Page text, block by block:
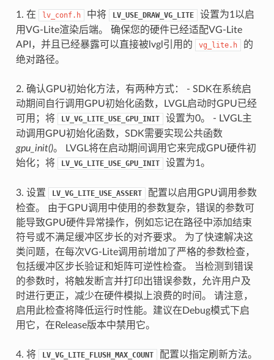
1. 在 lv_conf.h 中将 LV_USE_DRAW_VG_LITE
设置为1以启
用VG-Lite渲染后端。 确保您的硬件已经适配VG-Lite
API，并且已经暴露可以直接被lvgl引用的
vg_lite.h
的
绝对路径。
2. 确认GPU初始化方法，有两种方式： - SDK在系统启
动期间自行调用GPU初始化函数，LVGL启动时GPU已经
可用；将
LV_VG_LITE_USE_GPU_INIT
设置为0。 - LVGL主
动调用GPU初始化函数，SDK需要实现公共函数
gpu_init()。 LVGL将在启动期间调用它来完成GPU硬件初
始化；将
LV_VG_LITE_USE_GPU_INIT 设置为1。
3. 设置 LV_VG_LITE_USE_ASSERT
配置以启用GPU调用参数
检查。 由于GPU调用中使用的参数复杂，错误的参数可
能导致GPU硬件异常操作，例如忘记在路径中添加结束
符号或不满足缓冲区步长的对齐要求。 为了快速解决这
类问题，在每次VG-Lite调用前增加了严格的参数检查，
包括缓冲区步长验证和矩阵可逆性检查。 当检测到错误
的参数时，将触发断言并打印出错误参数，允许用户及
时进行更正，减少在硬件模拟上浪费的时间。 请注意，
启用此检查将降低运行时性能。建议在Debug模式下启
用它，在Release版本中禁用它。
4. 将 LV_VG_LITE_FLUSH_MAX_COUNT
配置以指定刷新方法。